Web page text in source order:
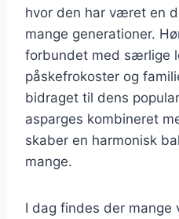
hvor den har været en
mange generationer.
forbundet med særlige
påskefrokoster og
bidraget til dens
asparges kombineret
skaber en harmonisk
mange.
I dag findes der mange